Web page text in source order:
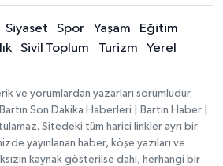
Siyaset Spor Yaşam
Eğitim
Sivil Toplum Turizm Yerel
ve yorumlardan yazarları sorumludur.
Son Dakika Haberleri | Bartın Haber |
Sitedeki tüm harici linkler ayrı bir
yayınlanan haber, köşe yazıları ve
kaynak gösterilse dahi, herhangi bir